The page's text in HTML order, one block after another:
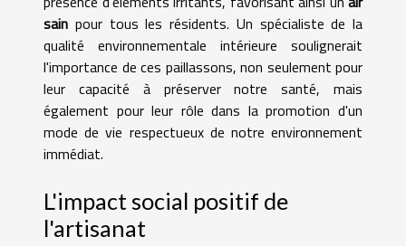
sain pour tous les résidents. Un spécialiste de la
qualité environnementale intérieure soulignerait
l'importance de ces paillassons, non seulement pour
leur capacité à préserver notre santé, mais
également pour leur rôle dans la promotion d'un
mode de vie respectueux de notre environnement
immédiat.
L'impact social positif de
l'artisanat